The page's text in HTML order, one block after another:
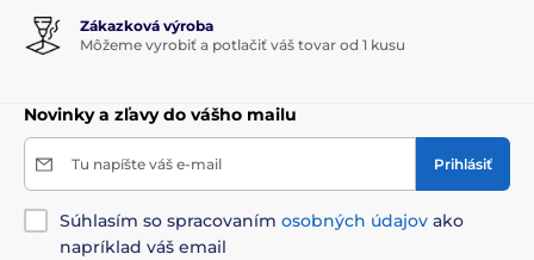
Zákazková výroba
Môžeme vyrobiť a potlačiť váš tovar od 1 kusu
Novinky a zľavy do vášho mailu
Tu napíšte váš e-mail Prihlásiť
Súhlasím so spracovaním osobných údajov ako
napríklad váš email